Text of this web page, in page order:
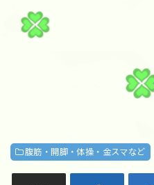
腹筋・開脚・体操・金スマなど